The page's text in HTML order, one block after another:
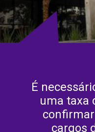
É
uma taxa
cargos